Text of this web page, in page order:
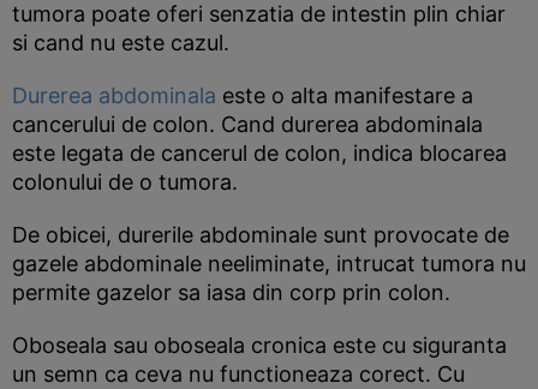
tumora poate oferi senzatia de intestin plin chiar
si cand nu este cazul.
Durerea abdominala este o alta manifestare a
cancerului de colon. Cand durerea abdominala
este legata de cancerul de colon, indica blocarea
colonului de o tumora.
De obicei, durerile abdominale sunt provocate de
gazele abdominale neeliminate, intrucat tumora nu
permite gazelor sa iasa din corp prin colon.
Oboseala sau oboseala cronica este cu siguranta
un semn ca ceva nu functioneaza corect. Cu